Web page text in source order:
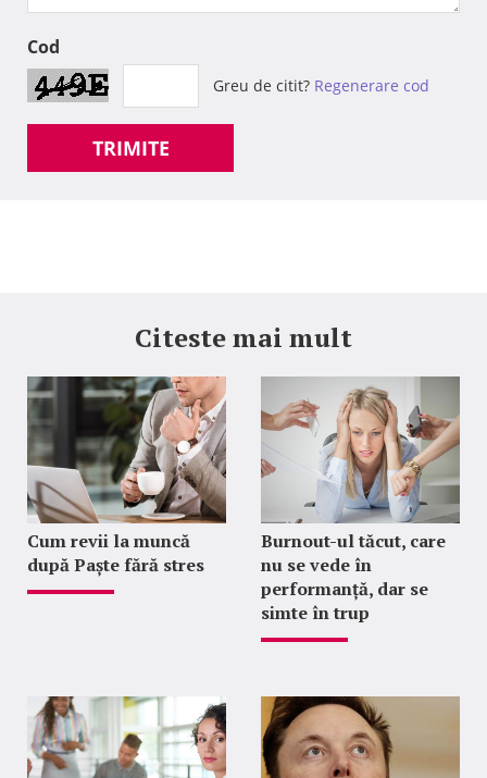
Cod
Greu de citit? Regenerare cod
TRIMITE
Citeste mai mult
Cum revii la muncă
după Paște fără stres
Burnout-ul tăcut, care
nu se vede în
performanță, dar se
simte în trup